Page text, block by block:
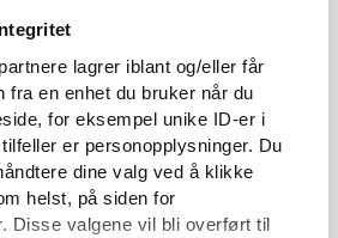
lagrer iblant og/eller får
fra en enhet du bruker når du
for eksempel unike ID-er i
er personopplysninger. Du
dine valg ved å klikke
helst, på siden for
Disse valgene vil bli overført til
Guider